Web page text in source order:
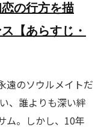
の行方を描
【あらすじ・
遠のソウルメイトだ
、誰よりも深い絆
ム。しかし、10年